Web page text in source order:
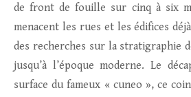
de front de fouille sur cinq à six
menacent les rues et les édifices
des recherches sur la stratigraphie
jusqu’à l’époque moderne. Le
surface du fameux « cuneo », ce